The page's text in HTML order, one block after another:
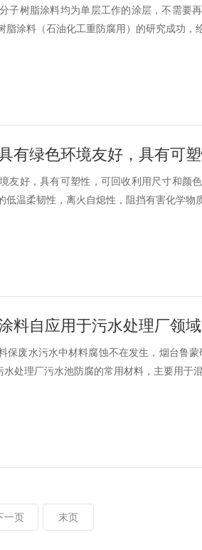
子树脂涂料均为单层工作的涂层，不需要
脂涂料（石油化工重防腐用）的研究成功，
有绿色环境友好，具有可
友好，具有可塑性，可回收利用尺寸和颜
低温柔韧性，离火自熄性，阻挡有害化学物
保废水污水中材料腐蚀不在发生，烟台鲁蒙
处理厂污水池防腐的常用材料，主要用于
一页 末页